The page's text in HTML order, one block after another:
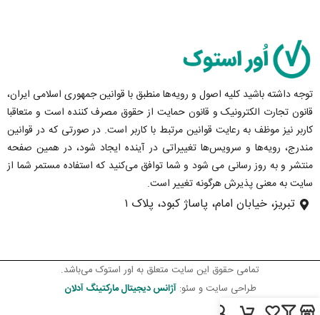
توجه داشته باشید کلیه اصول و رویه‏‌ها منطبق با قوانین جمهوری اسلامی ایران،
قانون تجارت الکترونیک و قانون حمایت از حقوق مصرف کننده است و متعاقبا
کاربر نیز موظف به رعایت قوانین مرتبط با کاربر است. در صورتی که در قوانین
مندرج، رویه‏‌ها و سرویس‏‌ها تغییراتی در آینده ایجاد شود، در همین صفحه
منتشر و به روز رسانی می شود و شما توافق می‏‌کنید که استفاده مستمر شما از
سایت به معنی پذیرش هرگونه تغییر است.
تبریز، خیابان امام، پاساژ کبود، پلاک ۱
تمامی حقوق این سایت متعلق به اور استوک می‌باشد.
طراحی سایت و سئو:آژانس دیجیتال مارکتینگ آدلان